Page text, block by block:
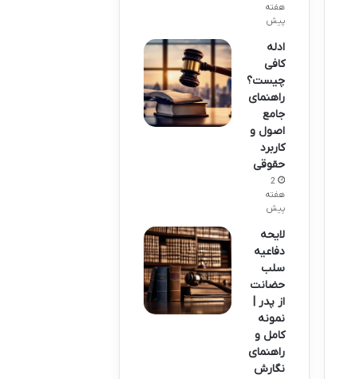
هفته
پیش
ادله
کافی
چیست؟
راهنمای
جامع
اصول و
کاربرد
حقوقی
2
هفته
پیش
لایحه
دفاعیه
سلب
حضانت
از پدر |
نمونه
کامل و
راهنمای
نگارش